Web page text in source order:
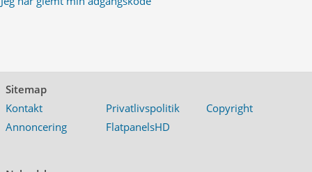
Sitemap
Kontakt
Privatlivspolitik
Copyright
Annoncering
FlatpanelsHD